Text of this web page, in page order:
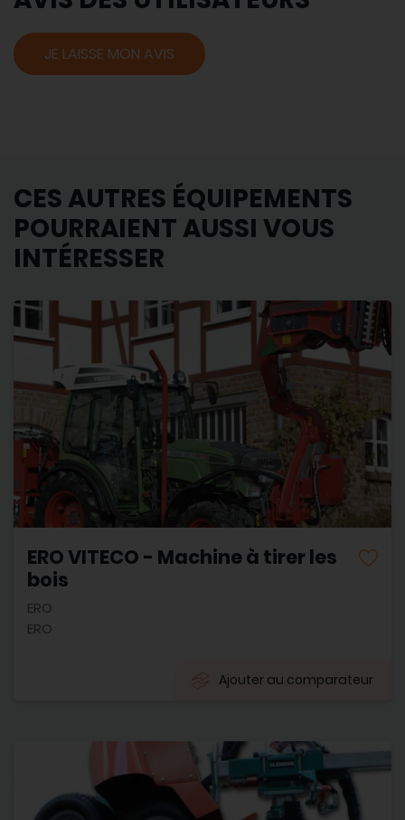
JE LAISSE MON AVIS
CES AUTRES ÉQUIPEMENTS
POURRAIENT AUSSI VOUS
INTÉRESSER
ERO VITECO - Machine à tirer les
bois
ERO
ERO
Ajouter au comparateur